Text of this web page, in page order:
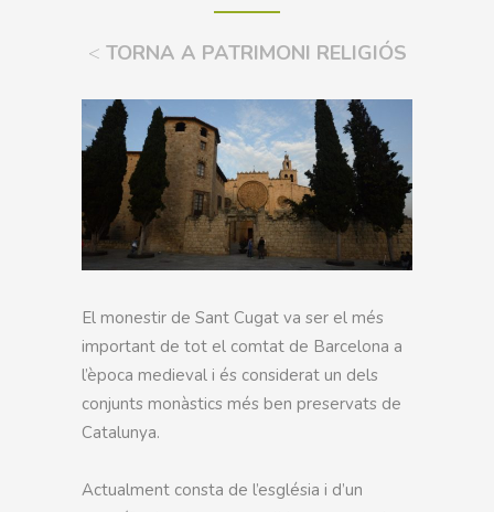
< TORNA A PATRIMONI RELIGIÓS
El monestir de Sant Cugat va ser el més
important de tot el comtat de Barcelona a
l’època medieval i és considerat un dels
conjunts monàstics més ben preservats de
Catalunya.
Actualment consta de l’església i d’un